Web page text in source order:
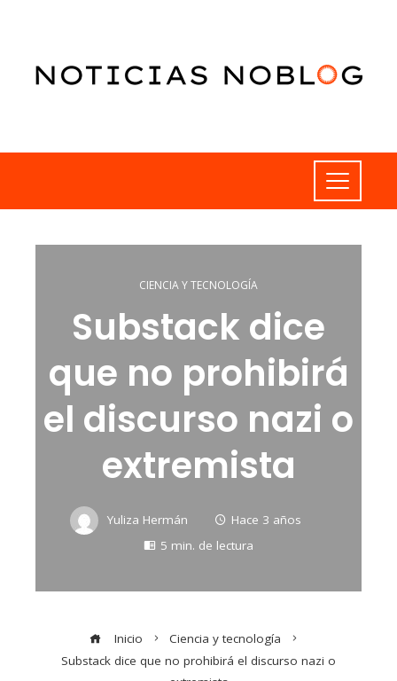
CIENCIA Y TECNOLOGÍA
Substack dice
que no prohibirá
el discurso nazi o
extremista
Yuliza Hermán
Hace 3 años
5 min. de lectura
Inicio
Ciencia y tecnología
Substack dice que no prohibirá el discurso nazi o